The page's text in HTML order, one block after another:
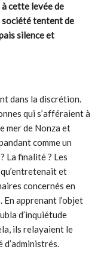
cette levée de
société tentent de
silence et
dans la discrétion.
qui s’afféraient à
mer de Nonza et
comme un
La finalité ? Les
et
concernés en
apprenant l’objet
d’inquiétude
ils relayaient le